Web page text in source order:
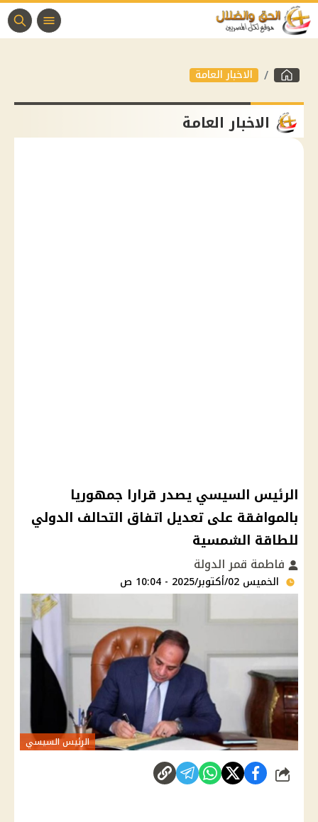
الاخبار العامة
الاخبار العامة
الرئيس السيسي يصدر قرارا جمهوريا
بالموافقة على تعديل اتفاق التحالف الدولي
للطاقة الشمسية
فاطمة قمر الدولة
الخميس 02/أكتوبر/2025 - 10:04 ص
الرئيس السيسي
شارك